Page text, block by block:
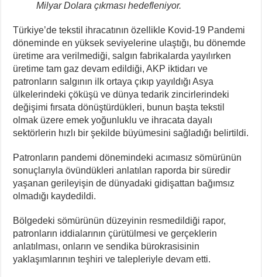
Milyar Dolara çıkması hedefleniyor.
Türkiye’de tekstil ihracatının özellikle Kovid-19 Pandemi
döneminde en yüksek seviyelerine ulaştığı, bu dönemde
üretime ara verilmediği, salgın fabrikalarda yayılırken
üretime tam gaz devam edildiği, AKP iktidarı ve
patronların salgının ilk ortaya çıkıp yayıldığı Asya
ülkelerindeki çöküşü ve dünya tedarik zincirlerindeki
değişimi fırsata dönüştürdükleri, bunun başta tekstil
olmak üzere emek yoğunluklu ve ihracata dayalı
sektörlerin hızlı bir şekilde büyümesini sağladığı belirtildi.
Patronların pandemi dönemindeki acımasız sömürünün
sonuçlarıyla övündükleri anlatılan raporda bir süredir
yaşanan gerileyişin de dünyadaki gidişattan bağımsız
olmadığı kaydedildi.
Bölgedeki sömürünün düzeyinin resmedildiği rapor,
patronların iddialarının çürütülmesi ve gerçeklerin
anlatılması, onların ve sendika bürokrasisinin
yaklaşımlarının teşhiri ve talepleriyle devam etti.